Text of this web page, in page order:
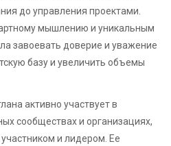
до управления проектами.
мышлению и уникальным
завоевать доверие и уважение
базу и увеличить объемы
активно участвует в
сообществах и организациях,
и лидером. Ее